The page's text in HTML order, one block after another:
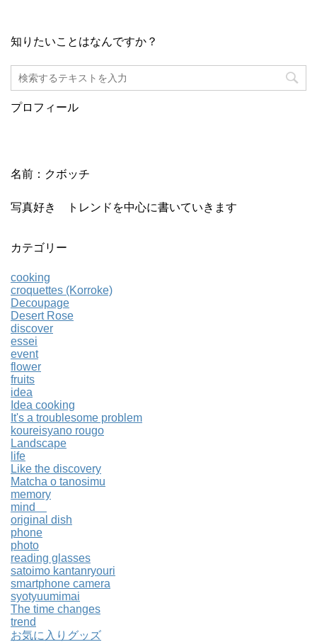
知りたいことはなんですか？
プロフィール
名前：クボッチ
写真好き トレンドを中心に書いていきます
カテゴリー
cooking
croquettes (Korroke)
Decoupage
Desert Rose
discover
essei
event
flower
fruits
idea
Idea cooking
It's a troublesome problem
koureisyano rougo
Landscape
life
Like the discovery
Matcha o tanosimu
memory
mind
original dish
phone
photo
reading glasses
satoimo kantanryouri
smartphone camera
syotyuumimai
The time changes
trend
お気に入りグッズ